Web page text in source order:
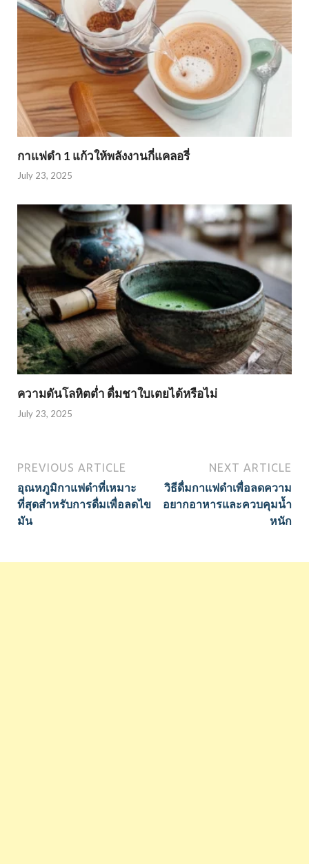
กาแฟดำ 1 แก้วให้พลังงานกี่แคลอรี่
July 23, 2025
ความดันโลหิตต่ำ ดื่มชาใบเตยได้หรือไม่
July 23, 2025
PREVIOUS ARTICLE
อุณหภูมิกาแฟดำที่เหมาะ
ที่สุดสำหรับการดื่มเพื่อลดไข
มัน
NEXT ARTICLE
วิธีดื่มกาแฟดำเพื่อลดความ
อยากอาหารและควบคุมน้ำ
หนัก